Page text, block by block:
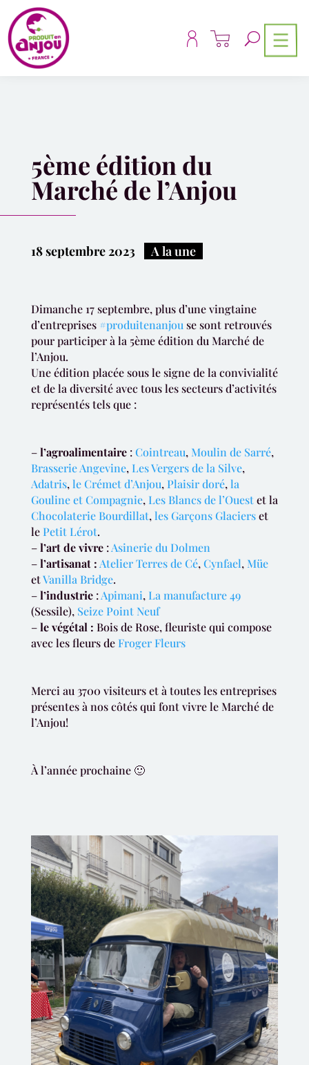
5ème édition du
Marché de l’Anjou
18 septembre 2023| A la une
Dimanche 17 septembre, plus d’une vingtaine
d’entreprises #produitenanjou se sont retrouvés
pour participer à la 5ème édition du Marché de
l’Anjou.
Une édition placée sous le signe de la convivialité
et de la diversité avec tous les secteurs d’activités
représentés tels que :
–l’agroalimentaire:Cointreau, Moulin de Sarré,
Brasserie Angevine, Les Vergers de la Silve,
Adatris, le Crémet d’Anjou, Plaisir doré, la
Gouline et Compagnie, Les Blancs de l’Ouestet la
Chocolaterie Bourdillat, les Garçons Glacierset
lePetit Lérot.
–l’art de vivre:Asinerie du Dolmen
–l’artisanat : Atelier Terres de Cé, Cynfael, Müe
etVanilla Bridge.
–l’industrie:Apimani, La manufacture 49
(Sessile), Seize Point Neuf
–le végétal : Bois de Rose, fleuriste qui compose
avec les fleurs deFroger Fleurs
Merci au 3700 visiteurs et à toutes les entreprises
présentes à nos côtés qui font vivre le Marché de
l’Anjou!
À l’année prochaine 🙂
Panneau de gestion des cookies